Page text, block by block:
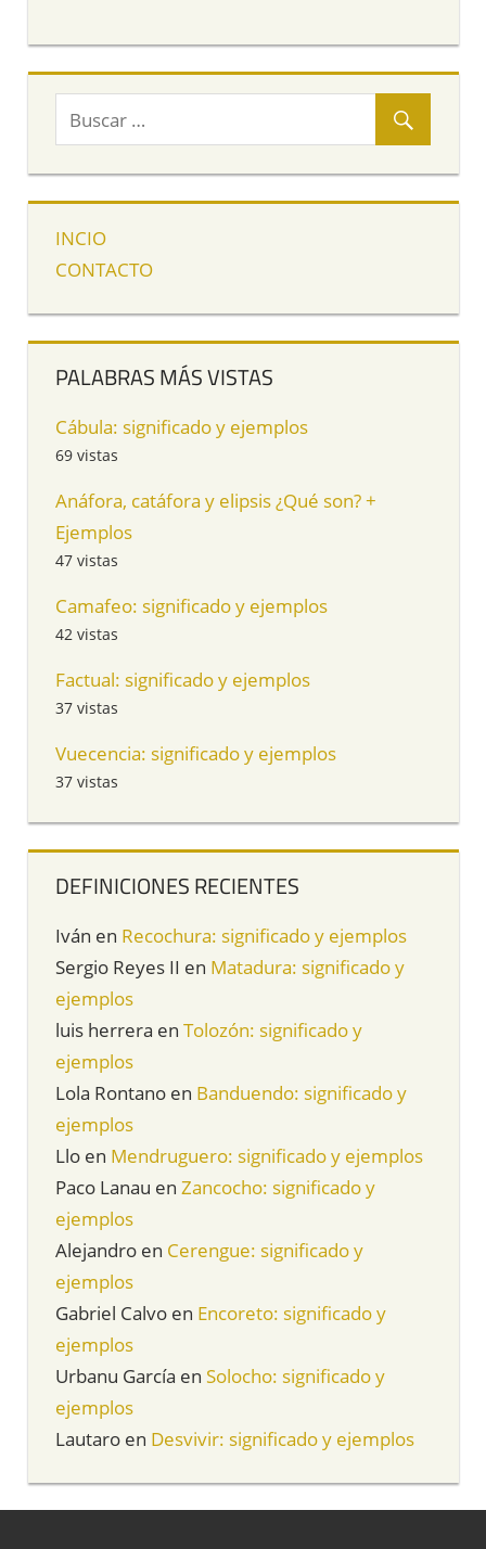
INCIO
CONTACTO
PALABRAS MÁS VISTAS
Cábula: significado y ejemplos
69 vistas
Anáfora, catáfora y elipsis ¿Qué son? +
Ejemplos
47 vistas
Camafeo: significado y ejemplos
42 vistas
Factual: significado y ejemplos
37 vistas
Vuecencia: significado y ejemplos
37 vistas
DEFINICIONES RECIENTES
Iván en Recochura: significado y ejemplos
Sergio Reyes II en Matadura: significado y
ejemplos
luis herrera en Tolozón: significado y
ejemplos
Lola Rontano en Banduendo: significado y
ejemplos
Llo en Mendruguero: significado y ejemplos
Paco Lanau en Zancocho: significado y
ejemplos
Alejandro en Cerengue: significado y
ejemplos
Gabriel Calvo en Encoreto: significado y
ejemplos
Urbanu García en Solocho: significado y
ejemplos
Lautaro en Desvivir: significado y ejemplos